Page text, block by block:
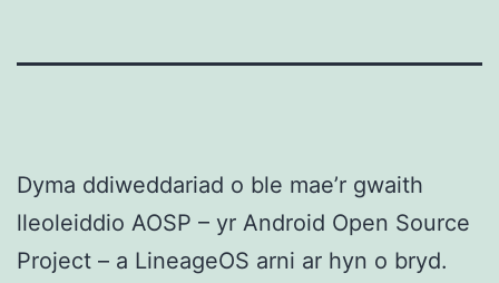
Dyma ddiweddariad o ble mae’r gwaith
lleoleiddio AOSP – yr Android Open Source
Project – a LineageOS arni ar hyn o bryd.